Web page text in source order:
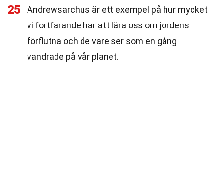
25
Andrewsarchus är ett exempel på hur mycket
vi fortfarande har att lära oss om jordens
förflutna och de varelser som en gång
vandrade på vår planet.